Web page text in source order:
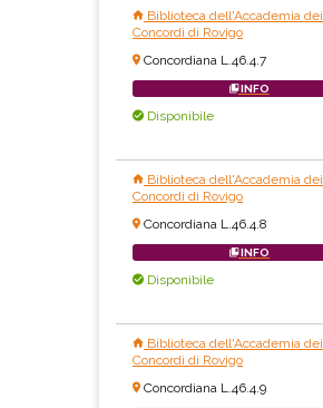
Biblioteca dell'Accademia dei
Concordi di Rovigo
Concordiana L.46.4.7
INFO
Disponibile
Biblioteca dell'Accademia dei
Concordi di Rovigo
Concordiana L.46.4.8
INFO
Disponibile
Biblioteca dell'Accademia dei
Concordi di Rovigo
Concordiana L.46.4.9